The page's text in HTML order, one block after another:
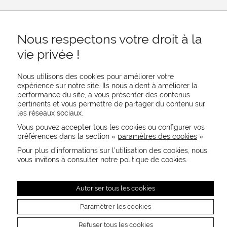
REJOIGNEZ-NOUS
CONTACTEZ-NOUS
NEWSLETTER
Recevez les actualités MOORE en exclusivité
Nous respectons votre droit à la
vie privée !
Nous utilisons des cookies pour améliorer votre
expérience sur notre site. Ils nous aident à améliorer la
performance du site, à vous présenter des contenus
pertinents et vous permettre de partager du contenu sur
les réseaux sociaux.
Vous pouvez accepter tous les cookies ou configurer vos
préférences dans la section « paramètres des cookies »
Pour plus d’informations sur l’utilisation des cookies, nous
vous invitons à consulter notre politique de cookies.
Autoriser tous les cookies
Refuser tous les cookies
Paramétrer les cookies